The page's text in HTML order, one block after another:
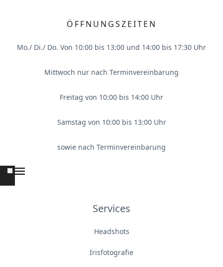
ÖFFNUNGSZEITEN
Mo./ Di./ Do. Von 10:00 bis 13:00 und 14:00 bis 17:30 Uhr
Mittwoch nur nach Terminvereinbarung
Freitag von 10:00 bis 14:00 Uhr
Samstag von 10:00 bis 13:00 Uhr
sowie nach Terminvereinbarung
Services
Headshots
Irisfotografie